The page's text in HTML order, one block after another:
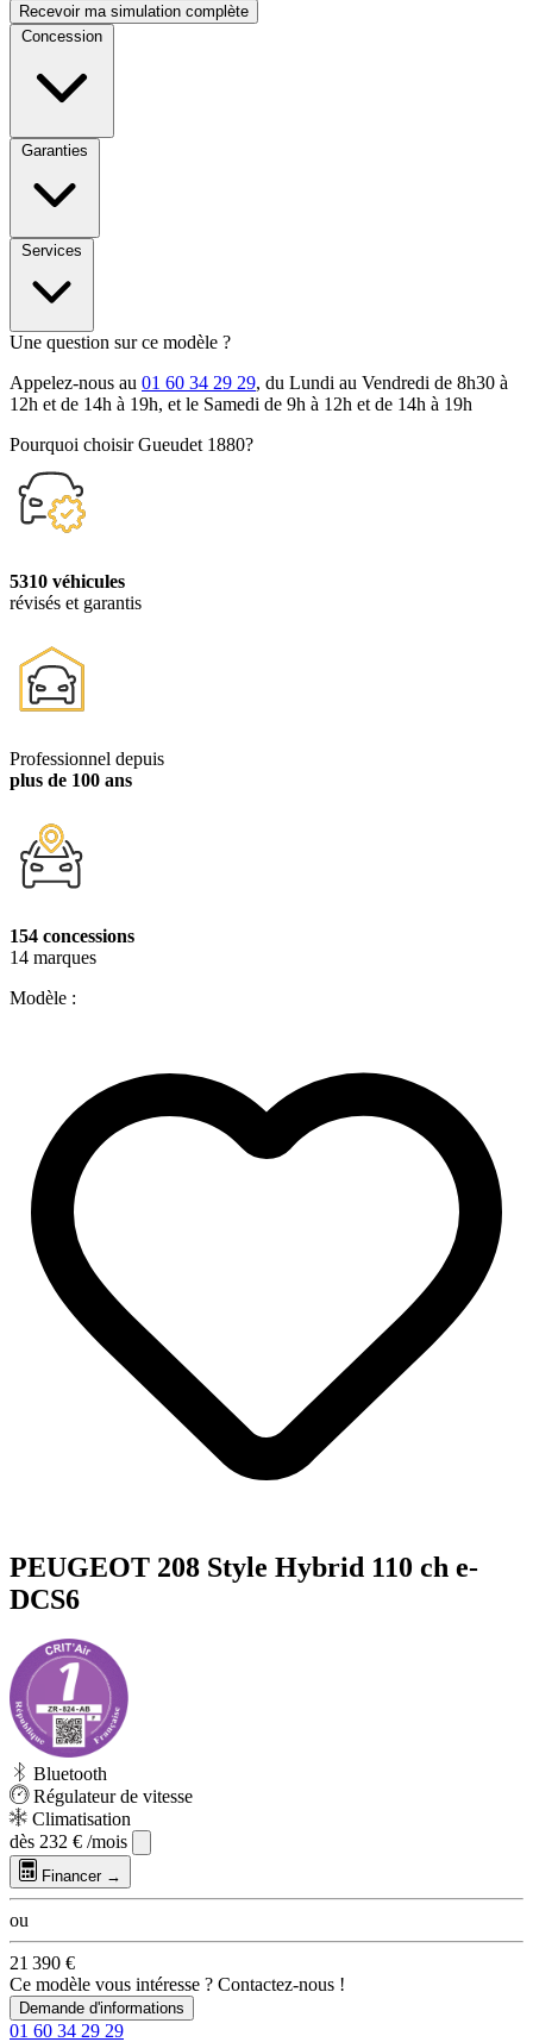
Recevoir ma simulation complète
Concession
Garanties
Services
Une question sur ce modèle ?
Appelez-nous au 01 60 34 29 29, du Lundi au Vendredi de 8h30 à
12h et de 14h à 19h, et le Samedi de 9h à 12h et de 14h à 19h
Pourquoi choisir Gueudet 1880?
5310 véhicules
révisés et garantis
Professionnel depuis
plus de 100 ans
154 concessions
14 marques
Modèle :
PEUGEOT 208 Style Hybrid 110 ch e-
DCS6
Bluetooth
Régulateur de vitesse
Climatisation
dès 232 € /mois
Financer →
ou
21 390 €
Ce modèle vous intéresse ? Contactez-nous !
Demande d'informations
01 60 34 29 29